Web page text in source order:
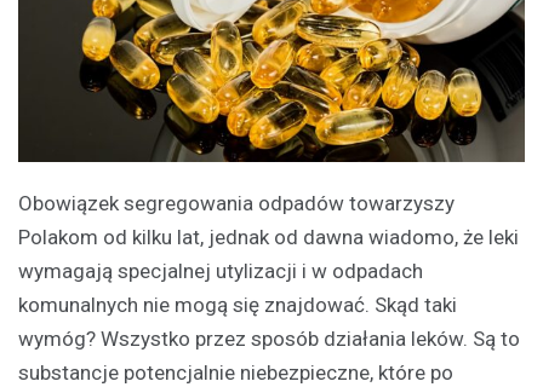
Obowiązek segregowania odpadów towarzyszy
Polakom od kilku lat, jednak od dawna wiadomo, że leki
wymagają specjalnej utylizacji i w odpadach
komunalnych nie mogą się znajdować. Skąd taki
wymóg? Wszystko przez sposób działania leków. Są to
substancje potencjalnie niebezpieczne, które po